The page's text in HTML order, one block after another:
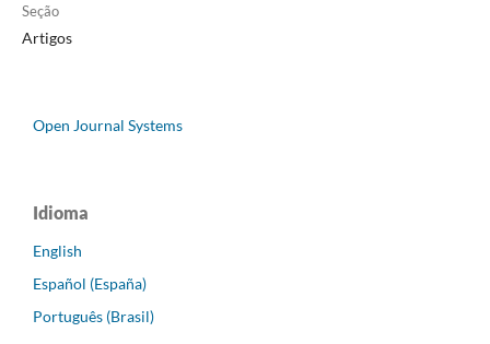
Seção
Artigos
Open Journal Systems
Idioma
English
Español (España)
Português (Brasil)